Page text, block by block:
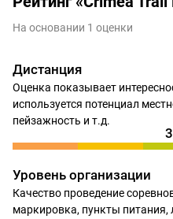
На основании 1 оценки
Дистанция
Оценка показывает
используется потенциал
пейзажность и т.д.
Уровень организации
Качество проведение
маркировка, пункты